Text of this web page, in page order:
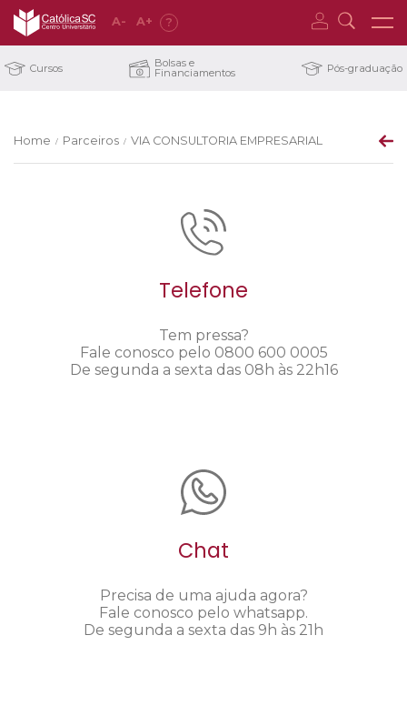
A- A+ ?
Cursos Bolsas e
Financiamentos Pós-graduação
Home / Parceiros / VIA CONSULTORIA EMPRESARIAL
Telefone
Tem pressa?
Fale conosco pelo 0800 600 0005
De segunda a sexta das 08h às 22h16
Chat
Precisa de uma ajuda agora?
Fale conosco pelo whatsapp.
De segunda a sexta das 9h às 21h